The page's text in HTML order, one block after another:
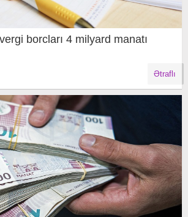
borcları 4 milyard manatı
Ətraflı